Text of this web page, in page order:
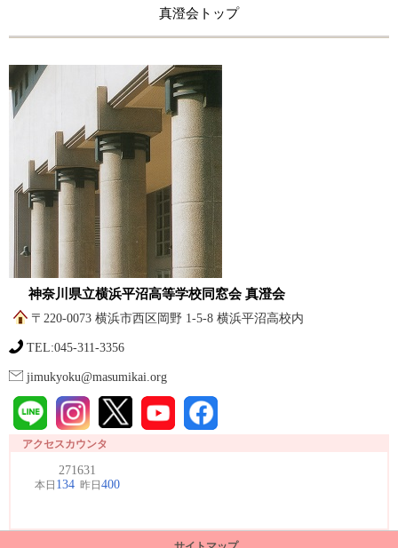
真澄会トップ
神奈川県立横浜平沼高等学校同窓会 真澄会
〒220-0073 横浜市西区岡野 1-5-8 横浜平沼高校内
TEL:045-311-3356
jimukyoku@masumikai.org
アクセスカウンタ